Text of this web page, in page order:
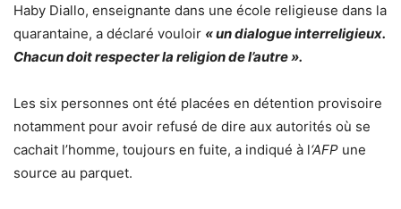
Haby Diallo, enseignante dans une école religieuse dans la
quarantaine, a déclaré vouloir « un dialogue interreligieux.
Chacun doit respecter la religion de l’autre ».
Les six personnes ont été placées en détention provisoire
notamment pour avoir refusé de dire aux autorités où se
cachait l’homme, toujours en fuite, a indiqué à l‘AFP une
source au parquet.